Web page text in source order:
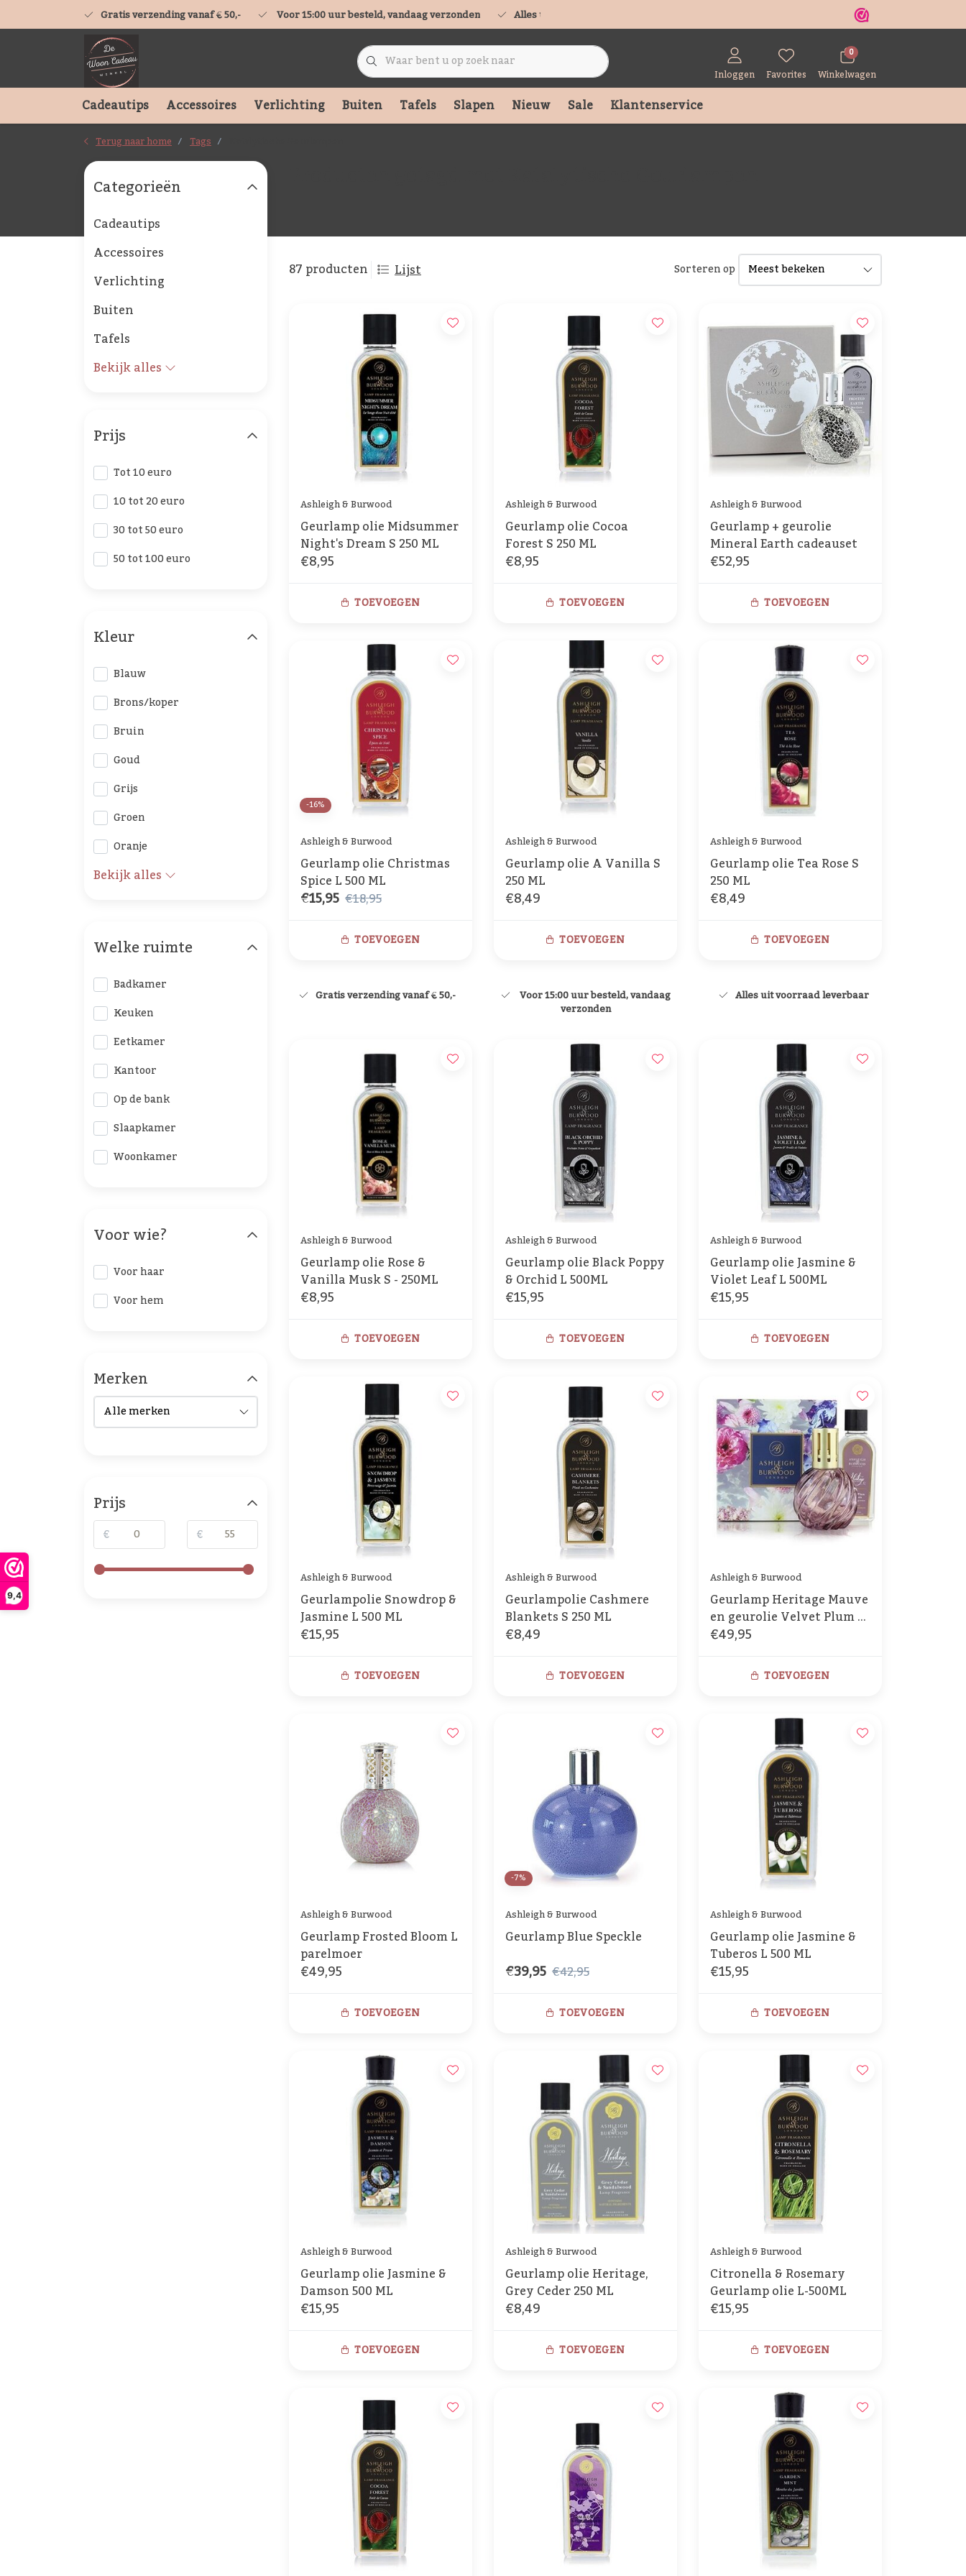
9,4
Gratis verzending vanaf € 50,- Voor 15:00 uur besteld, vandaag verzonden Alles uit voorraad leverbaar
Inloggen Favorites
0
Winkelwagen
Cadeautips Accessoires Verlichting Buiten Tafels Slapen Nieuw Sale Klantenservice
Terug naar home Tags
87 producten Lijst Sorteren op
Ashleigh & Burwood
Geurlamp olie Midsummer
Night's Dream S 250 ML
€8,95
TOEVOEGEN
Ashleigh & Burwood
Geurlamp olie Cocoa
Forest S 250 ML
€8,95
TOEVOEGEN
Ashleigh & Burwood
Geurlamp + geurolie
Mineral Earth cadeauset
€52,95
TOEVOEGEN
-16%
Ashleigh & Burwood
Geurlamp olie Christmas
Spice L 500 ML
€15,95 €18,95
TOEVOEGEN
Ashleigh & Burwood
Geurlamp olie A Vanilla S
250 ML
€8,49
TOEVOEGEN
Ashleigh & Burwood
Geurlamp olie Tea Rose S
250 ML
€8,49
TOEVOEGEN
Gratis verzending vanaf € 50,- Voor 15:00 uur besteld, vandaag
verzonden
Alles uit voorraad leverbaar
Ashleigh & Burwood
Geurlamp olie Rose &
Vanilla Musk S - 250ML
€8,95
TOEVOEGEN
Ashleigh & Burwood
Geurlamp olie Black Poppy
& Orchid L 500ML
€15,95
TOEVOEGEN
Ashleigh & Burwood
Geurlamp olie Jasmine &
Violet Leaf L 500ML
€15,95
TOEVOEGEN
Ashleigh & Burwood
Geurlampolie Snowdrop &
Jasmine L 500 ML
€15,95
TOEVOEGEN
Ashleigh & Burwood
Geurlampolie Cashmere
Blankets S 250 ML
€8,49
TOEVOEGEN
Ashleigh & Burwood
Geurlamp Heritage Mauve
en geurolie Velvet Plum &
Cassis
€49,95
TOEVOEGEN
Ashleigh & Burwood
Geurlamp Frosted Bloom L
parelmoer
€49,95
TOEVOEGEN
-7%
Ashleigh & Burwood
Geurlamp Blue Speckle
€39,95 €42,95
TOEVOEGEN
Ashleigh & Burwood
Geurlamp olie Jasmine &
Tuberos L 500 ML
€15,95
TOEVOEGEN
Ashleigh & Burwood
Geurlamp olie Jasmine &
Damson 500 ML
€15,95
TOEVOEGEN
Ashleigh & Burwood
Geurlamp olie Heritage,
Grey Ceder 250 ML
€8,49
TOEVOEGEN
Ashleigh & Burwood
Citronella & Rosemary
Geurlamp olie L-500ML
€15,95
TOEVOEGEN
Categorieën
Cadeautips
Accessoires
Verlichting
Buiten
Tafels
Bekijk alles
Prijs
Tot 10 euro
10 tot 20 euro
30 tot 50 euro
50 tot 100 euro
Kleur
Blauw
Brons/koper
Bruin
Goud
Grijs
Groen
Oranje
Bekijk alles
Welke ruimte
Badkamer
Keuken
Eetkamer
Kantoor
Op de bank
Slaapkamer
Woonkamer
Voor wie?
Voor haar
Voor hem
Merken
Prijs
€ €